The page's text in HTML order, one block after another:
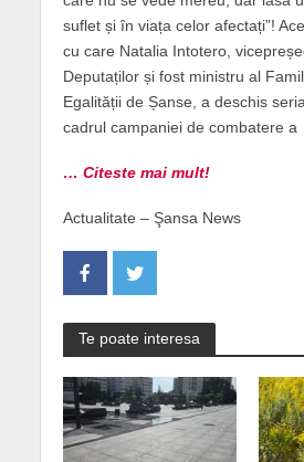
suflet și în viața celor afectați”!
cu care Natalia Intotero,
Deputaților și fost ministru al
Egalității de Șanse, a deschis
cadrul campaniei de combatere a
… Citeste mai mult!
Actualitate – Şansa News
Te poate interesa